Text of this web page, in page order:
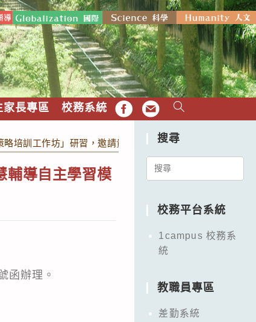
家長專區 校務系統 FB EMAIL
培訓工作坊」研習，邀請貴校老師參加，請參照。
輔導自主學習模
函辦理。
搜尋
Search
校務平台系統
1campus 校務系
統
教職員專區
差勤系統